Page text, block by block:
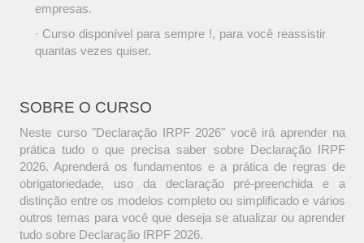
empresas.
· Curso disponível para sempre !, para você reassistir
quantas vezes quiser.
SOBRE O CURSO
Neste curso "Declaração IRPF 2026" você irá aprender na
prática tudo o que precisa saber sobre Declaração IRPF
2026. Aprenderá os fundamentos e a prática de regras de
obrigatoriedade, uso da declaração pré-preenchida e a
distinção entre os modelos completo ou simplificado e vários
outros temas para você que deseja se atualizar ou aprender
tudo sobre Declaração IRPF 2026.